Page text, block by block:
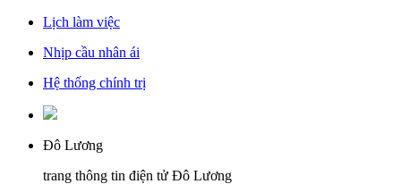
Lịch làm việc
Nhịp cầu nhân ái
Hệ thống chính trị
Đô Lương
trang thông tin điện tử Đô Lương